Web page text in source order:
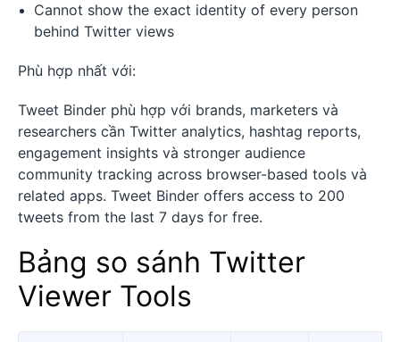
Cannot show the exact identity of every person
behind Twitter views
Phù hợp nhất với:
Tweet Binder phù hợp với brands, marketers và
researchers cần Twitter analytics, hashtag reports,
engagement insights và stronger audience
community tracking across browser-based tools và
related apps. Tweet Binder offers access to 200
tweets from the last 7 days for free.
Bảng so sánh Twitter
Viewer Tools